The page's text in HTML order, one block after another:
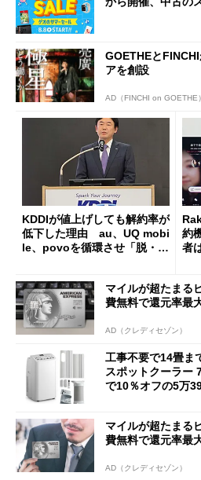
GOETHEと
アを創設
AD（FINCHI on GOETHE）
KDDIが値上げしても解約率が
低下した理由 au、UQ mobi
le、povoを循環させ「脱・販
約
者
マイルが超たまる
費無料で還元率最
AD（クレディセゾン）
工事不要で14畳ま
スポットクーラー
で10％オフの5万
マイルが超たまる
費無料で還元率最
AD（クレディセゾン）